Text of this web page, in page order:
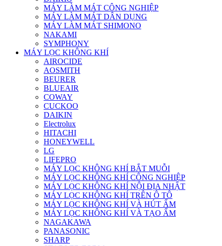
MÁY LÀM MÁT CÔNG NGHIỆP
MÁY LÀM MÁT DÂN DỤNG
MÁY LÀM MÁT SHIMONO
NAKAMI
SYMPHONY
MÁY LỌC KHÔNG KHÍ
AIROCIDE
AOSMITH
BEURER
BLUEAIR
COWAY
CUCKOO
DAIKIN
Electrolux
HITACHI
HONEYWELL
LG
LIFEPRO
MÁY LỌC KHÔNG KHÍ BẮT MUỖI
MÁY LỌC KHÔNG KHÍ CÔNG NGHIỆP
MÁY LỌC KHÔNG KHÍ NỘI ĐỊA NHẬT
MÁY LỌC KHÔNG KHÍ TRÊN Ô TÔ
MÁY LỌC KHÔNG KHÍ VÀ HÚT ẨM
MÁY LỌC KHÔNG KHÍ VÀ TẠO ẨM
NAGAKAWA
PANASONIC
SHARP